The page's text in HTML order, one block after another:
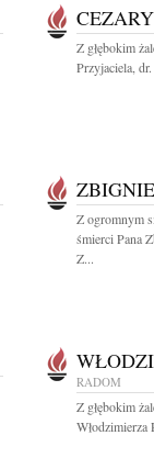
Z głębokim
Przyjaciela,
Z ogromnym
śmierci Pana
Z...
RADOM
Z głębokim